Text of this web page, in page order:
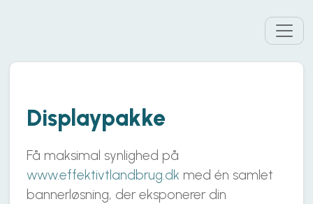
Displaypakke
Få maksimal synlighed på
www.effektivtlandbrug.dk med én samlet
bannerløsning, der eksponerer din